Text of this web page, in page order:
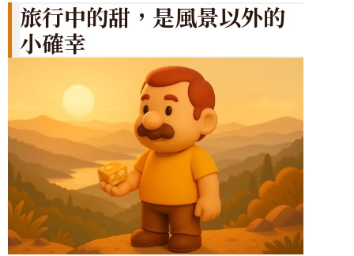
旅行中的甜，是風景以外的
小確幸